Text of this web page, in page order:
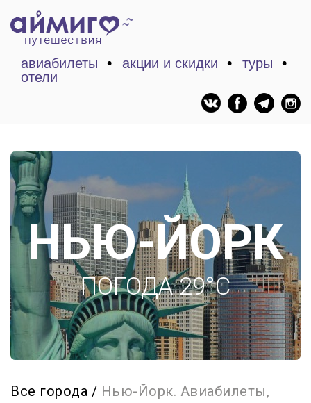
авиабилеты акции и скидки
туры
отели
НЬЮ-ЙОРК
ПОГОДА 29°C
Все города / Нью-Йорк. Авиабилеты,